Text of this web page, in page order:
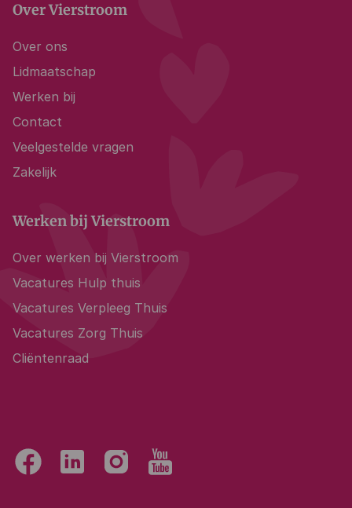
Over Vierstroom
Over ons
Lidmaatschap
Werken bij
Contact
Veelgestelde vragen
Zakelijk
Werken bij Vierstroom
Over werken bij Vierstroom
Vacatures Hulp thuis
Vacatures Verpleeg Thuis
Vacatures Zorg Thuis
Cliëntenraad